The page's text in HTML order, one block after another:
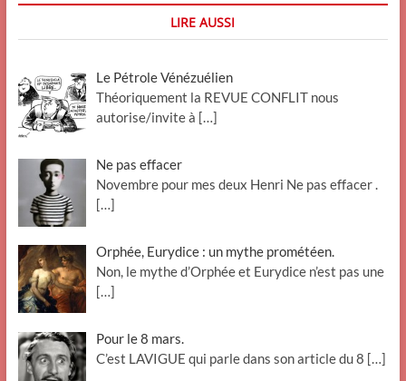
LIRE AUSSI
Le Pétrole Vénézuélien
Théoriquement la REVUE CONFLIT nous
autorise/invite à […]
Ne pas effacer
Novembre pour mes deux Henri Ne pas effacer .
[…]
Orphée, Eurydice : un mythe prométéen.
Non, le mythe d’Orphée et Eurydice n’est pas une
[…]
Pour le 8 mars.
C’est LAVIGUE qui parle dans son article du 8 […]